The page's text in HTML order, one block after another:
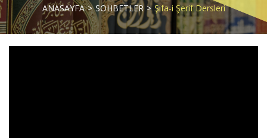
ANASAYFA SOHBETLER Şifa-i Şerif Dersleri